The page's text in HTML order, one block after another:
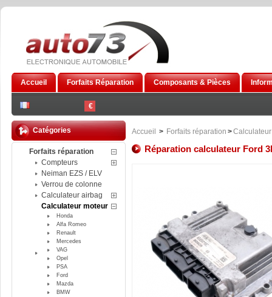
€
Accueil Forfaits Réparation Composants & Pièces
Catégories
Forfaits réparation
Compteurs
Neiman EZS / ELV
Verrou de colonne
Calculateur airbag
Calculateur moteur
Honda
Alfa Romeo
Renault
Mercedes
VAG
Opel
PSA
Ford
Mazda
BMW
Accueil > Forfaits réparation >
Réparation calculateur Ford